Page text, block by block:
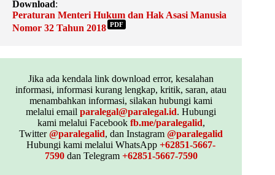
Download:
Peraturan Menteri Hukum dan Hak Asasi Manusia
Nomor 32 Tahun 2018 PDF
Jika ada kendala link download error, kesalahan
informasi, informasi kurang lengkap, kritik, saran, atau
menambahkan informasi, silakan hubungi kami
melalui emailparalegal@paralegal.id. Hubungi
kami melalui Facebook fb.me/paralegalid,
Twitter@paralegalid, dan Instagram@paralegalid
Hubungi kami melalui WhatsApp+62851-5667-
7590dan Telegram +62851-5667-7590